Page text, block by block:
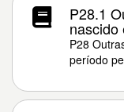
P28.1
nascido
P28
período